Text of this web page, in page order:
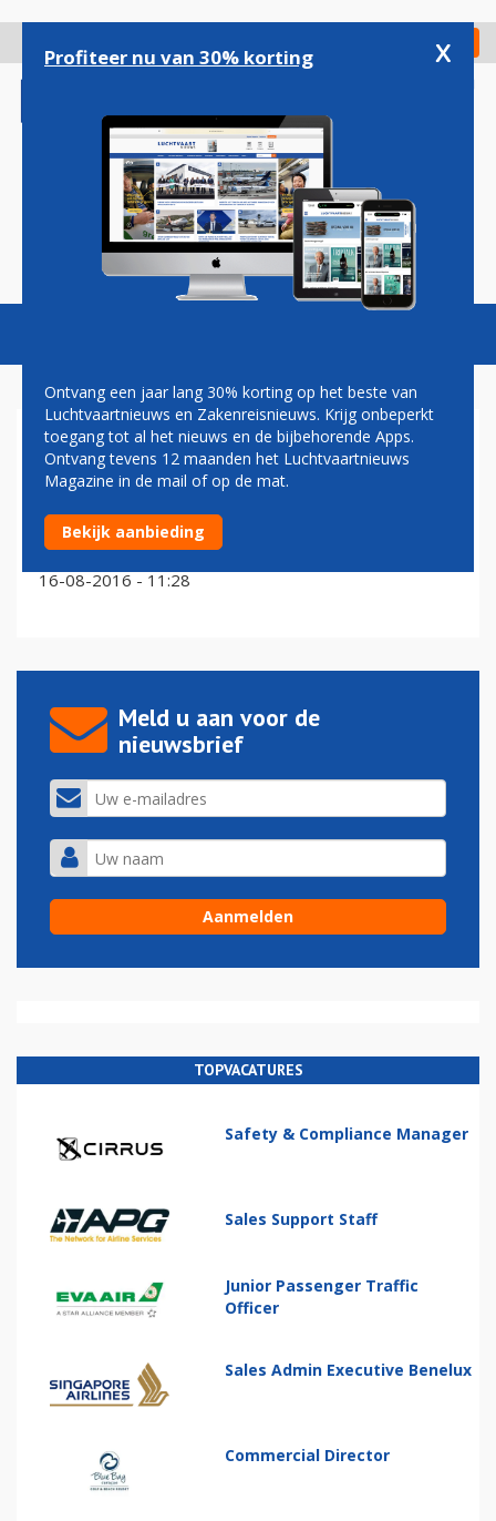
gaan
Check in
Magazine Podcasts Vacatures
SPOEDAPPEL
CABINEPERSONEEL
Beroep FNV om acties KLM dient 23 augustus
16-08-2016 - 11:28
Meld u aan voor de
nieuwsbrief
TOPVACATURES
Safety & Compliance Manager
Sales Support Staff
Junior Passenger Traffic
Officer
Sales Admin Executive Benelux
Commercial Director
Profiteer nu van 30% korting x
Ontvang een jaar lang 30% korting op het beste van
Luchtvaartnieuws en Zakenreisnieuws. Krijg onbeperkt
toegang tot al het nieuws en de bijbehorende Apps.
Ontvang tevens 12 maanden het Luchtvaartnieuws
Magazine in de mail of op de mat.
Bekijk aanbieding